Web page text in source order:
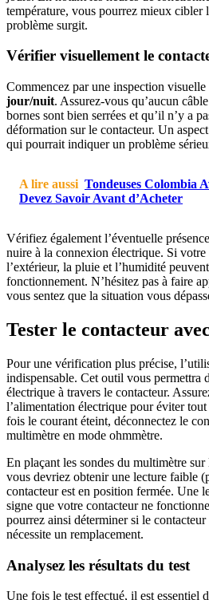
température, vous pourrez mieux cibler
problème surgit.
Vérifier visuellement le
Commencez par une inspection visuelle
jour/nuit. Assurez-vous qu’aucun
bornes sont bien serrées et qu’il n’y a
déformation sur le contacteur. Un
qui pourrait indiquer un problème
A lire aussi Tondeuses Colombia
Devez Savoir Avant d’Acheter
Vérifiez également l’éventuelle
nuire à la connexion électrique. Si votre
l’extérieur, la pluie et l’humidité
fonctionnement. N’hésitez pas à faire
vous sentez que la situation vous
Tester le contacteur
Pour une vérification plus précise,
indispensable. Cet outil vous permettra
électrique à travers le contacteur.
l’alimentation électrique pour éviter
fois le courant éteint, déconnectez le
multimètre en mode ohmmètre.
En plaçant les sondes du multimètre sur
vous devriez obtenir une lecture faible
contacteur est en position fermée. Une
signe que votre contacteur ne
pourrez ainsi déterminer si le
nécessite un remplacement.
Analysez les résultats du test
Une fois le test effectué, il est essentiel